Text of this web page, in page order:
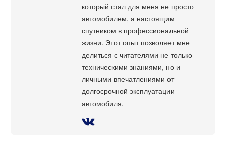
который стал для меня не просто
автомобилем, а настоящим
спутником в профессиональной
жизни. Этот опыт позволяет мне
делиться с читателями не только
техническими знаниями, но и
личными впечатлениями от
долгосрочной эксплуатации
автомобиля.